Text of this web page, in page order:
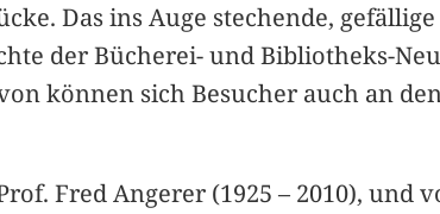
Das ins Auge stechende,
der Bücherei- und Bibliotheks-
können sich Besucher auch an
Fred Angerer (1925 – 2010), und